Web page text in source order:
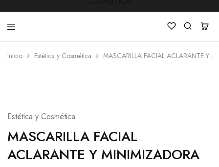
,
Mobiliarios
,
Cosmética
y
Estética
Inicio Estética y Cosmética MASCARILLA FACIAL ACLARANTE Y
Estética y Cosmética
MASCARILLA FACIAL
ACLARANTE Y MINIMIZADORA